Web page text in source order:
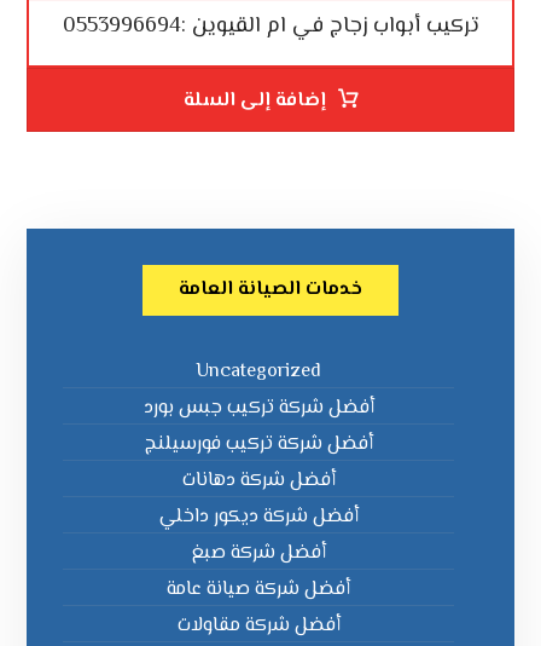
تركيب أبواب زجاج في ام القيوين :0553996694
إضافة إلى السلة
خدمات الصيانة العامة
Uncategorized
أفضل شركة تركيب جبس بورد
أفضل شركة تركيب فورسيلنج
أفضل شركة دهانات
أفضل شركة ديكور داخلي
أفضل شركة صبغ
أفضل شركة صيانة عامة
أفضل شركة مقاولات